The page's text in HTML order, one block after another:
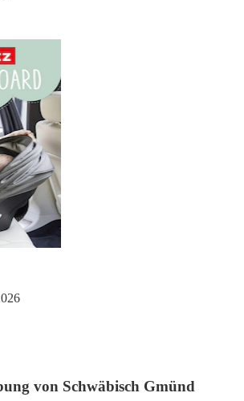
von Schwäbisch Gmünd